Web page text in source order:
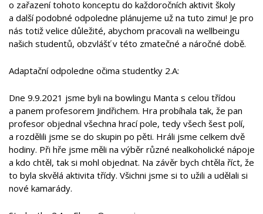
o zařazení tohoto konceptu do každoročních aktivit školy
a další podobné odpoledne plánujeme už na tuto zimu! Je pro
nás totiž velice důležité, abychom pracovali na wellbeingu
našich studentů, obzvlášť v této zmatečné a náročné době.
Adaptační odpoledne očima studentky 2.A:
Dne 9.9.2021 jsme byli na bowlingu Manta s celou třídou
a panem profesorem Jindřichem. Hra probíhala tak, že pan
profesor objednal všechna hrací pole, tedy všech šest polí,
a rozdělili jsme se do skupin po pěti. Hráli jsme celkem dvě
hodiny. Při hře jsme měli na výběr různé nealkoholické nápoje
a kdo chtěl, tak si mohl objednat. Na závěr bych chtěla říct, že
to byla skvělá aktivita třídy. Všichni jsme si to užili a udělali si
nové kamarády.